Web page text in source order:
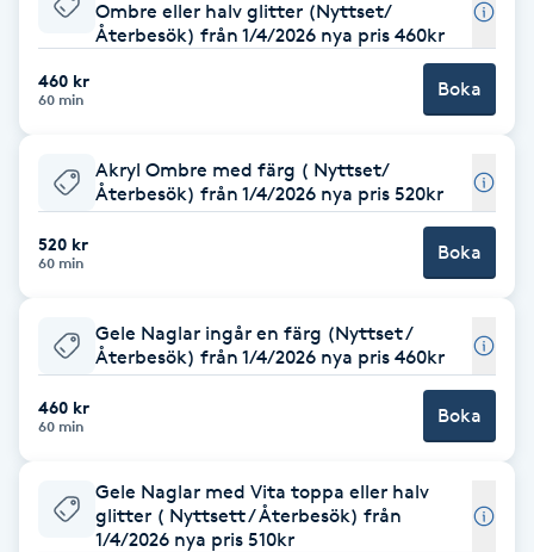
Babylights
Balayage
Bambumassage
Barber
Barnklippning
BIAB
Bottenfärg
Ombre eller halv glitter (Nyttset/
Återbesök) från 1/4/2026 nya pris 460kr
460 kr
60 min Boka
Akryl Ombre med färg ( Nyttset/
Återbesök) från 1/4/2026 nya pris 520kr
520 kr
60 min Boka
Gele Naglar ingår en färg (Nyttset /
Återbesök) från 1/4/2026 nya pris 460kr
460 kr
60 min Boka
Gele Naglar med Vita toppa eller halv
glitter ( Nyttsett / Återbesök) från
1/4/2026 nya pris 510kr